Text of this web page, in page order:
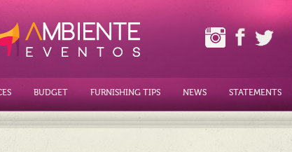
BUDGET FURNISHING TIPS NEWS STATEMENTS